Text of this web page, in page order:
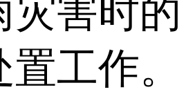
灾害时的
工作。